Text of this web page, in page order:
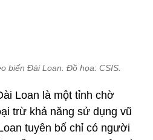
biển Đài Loan. Đồ họa: CSIS.
Loan là một tỉnh chờ
trừ khả năng sử dụng vũ
tuyên bố chỉ có người